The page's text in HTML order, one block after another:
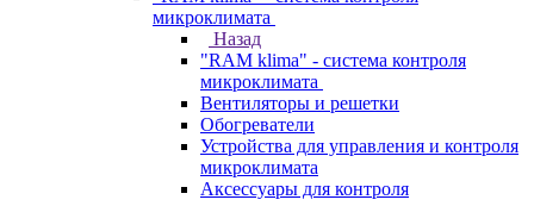
микроклимата
Назад
"RAM klima" - система контроля
микроклимата
Вентиляторы и решетки
Обогреватели
Устройства для управления и контроля
микроклимата
Аксессуары для контроля